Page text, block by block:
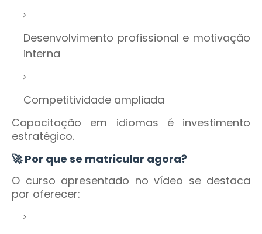
Desenvolvimento profissional e motivação
interna
Competitividade ampliada
Capacitação em idiomas é investimento
estratégico.
🚀 Por que se matricular agora?
O curso apresentado no vídeo se destaca
por oferecer: